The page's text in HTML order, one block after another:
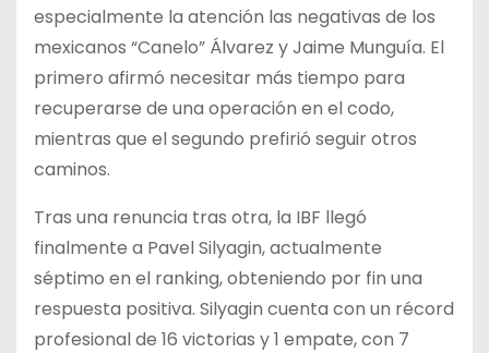
especialmente la atención las negativas de los
mexicanos “Canelo” Álvarez y Jaime Munguía. El
primero afirmó necesitar más tiempo para
recuperarse de una operación en el codo,
mientras que el segundo prefirió seguir otros
caminos.
Tras una renuncia tras otra, la IBF llegó
finalmente a Pavel Silyagin, actualmente
séptimo en el ranking, obteniendo por fin una
respuesta positiva. Silyagin cuenta con un récord
profesional de 16 victorias y 1 empate, con 7